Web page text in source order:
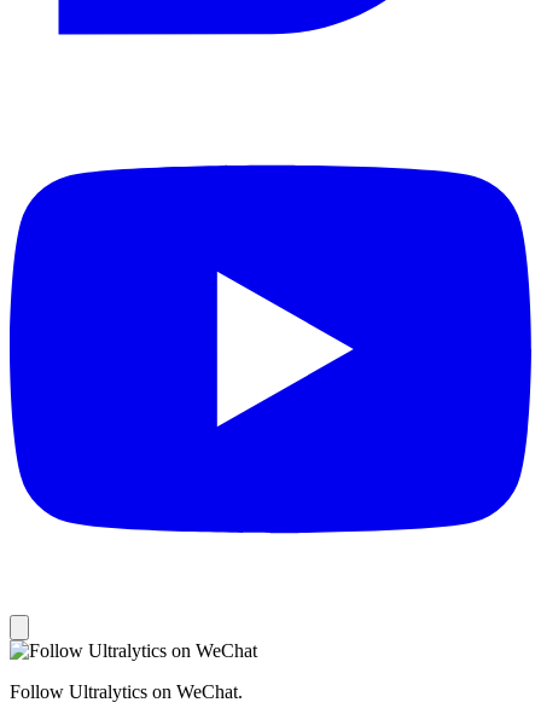
Follow Ultralytics on WeChat.